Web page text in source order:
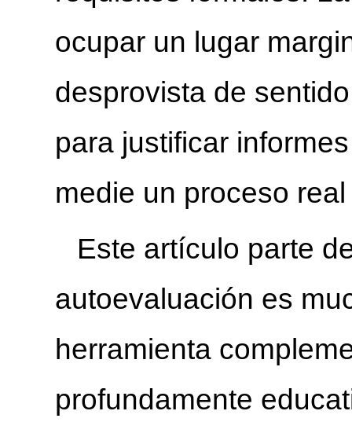
ocupar un lugar
desprovista de
para justificar
medie un proceso
Este artículo parte
autoevaluación es
herramienta
profundamente